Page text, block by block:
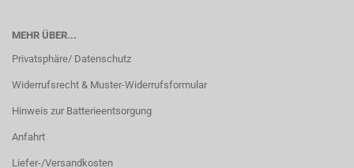
MEHR ÜBER...
Privatsphäre/ Datenschutz
Widerrufsrecht & Muster-Widerrufsformular
Hinweis zur Batterieentsorgung
Anfahrt
Liefer-/Versandkosten